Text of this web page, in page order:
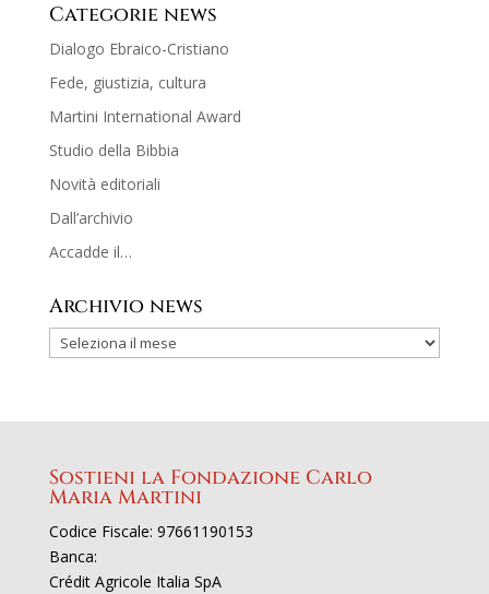
Categorie news
Dialogo Ebraico-Cristiano
Fede, giustizia, cultura
Martini International Award
Studio della Bibbia
Novità editoriali
Dall’archivio
Accadde il…
Archivio news
Sostieni la Fondazione Carlo
Maria Martini
Codice Fiscale: 97661190153
Banca:
Crédit Agricole Italia SpA